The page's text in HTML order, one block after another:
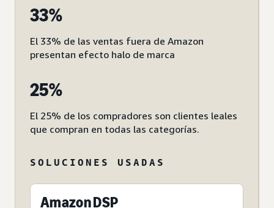
33%
El 33% de las ventas fuera de Amazon
presentan efecto halo de marca
25%
El 25% de los compradores son clientes leales
que compran en todas las categorías.
SOLUCIONES USADAS
Amazon DSP